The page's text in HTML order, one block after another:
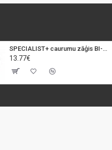
SPECIALIST+ caurumu zāģis BI-METAL, 92 mm
13.77€